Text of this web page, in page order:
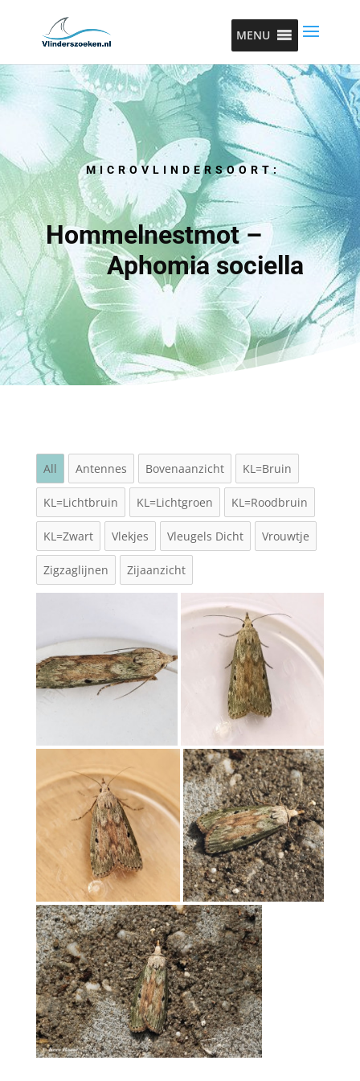
MENU
MICROVLINDERSOORT:
Hommelnestmot –
Aphomia sociella
All Antennes Bovenaanzicht KL=Bruin
KL=Lichtbruin KL=Lichtgroen KL=Roodbruin
KL=Zwart Vlekjes Vleugels Dicht Vrouwtje
Zigzaglijnen Zijaanzicht